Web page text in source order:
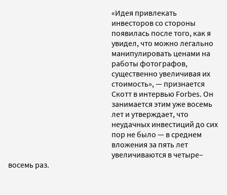
«Идея привлекать
инвесторов со стороны
появилась после того, как я
увидел, что можно легально
манипулировать ценами на
работы фотографов,
существенно увеличивая их
стоимость», — признается
Скотт в интервью Forbes. Он
занимается этим уже восемь
лет и утверждает, что
неудачных инвестиций до сих
пор не было — в среднем
вложения за пять лет
увеличиваются в четыре–
восемь раз.